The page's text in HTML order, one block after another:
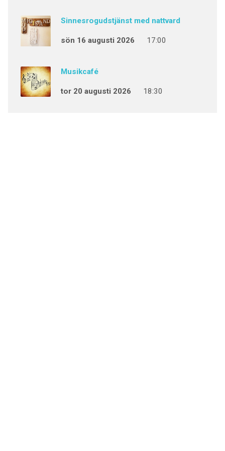
Sinnesrogudstjänst med nattvard
sön 16 augusti 2026 17:00
Musikcafé
tor 20 augusti 2026 18:30